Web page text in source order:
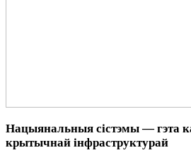
Нацыянальныя сістэмы — гэта
крытычнай інфраструктурай